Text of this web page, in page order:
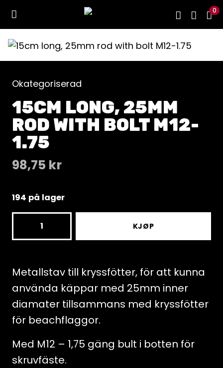
0
Okategoriserad
15CM LONG, 25MM
ROD WITH BOLT M12-
1.75
98,75 kr
194 på lager
rod
with
bolt
M12-
antall
KJØP
Metallstav till kryssfötter, för att kunna
använda käppar med 25mm inner
diamater tillsammans med kryssfötter
för beachflaggor.
Med M12 – 1,75 gäng bult i botten för
skruvfäste.